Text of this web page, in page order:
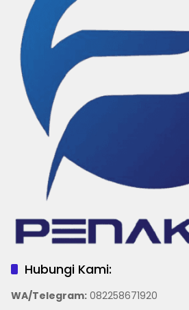
Hubungi Kami:
WA/Telegram: 082258671920